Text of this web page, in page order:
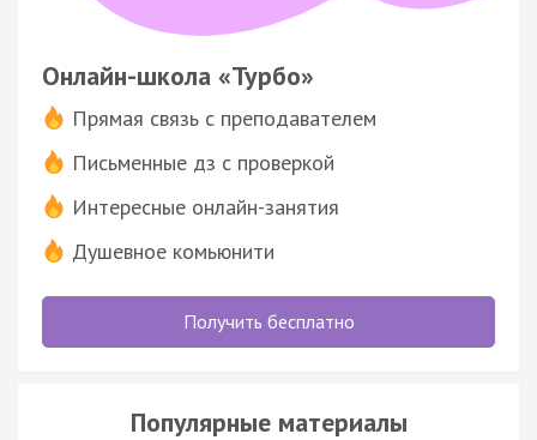
Онлайн-школа «Турбо»
Прямая связь с преподавателем
Письменные дз с проверкой
Интересные онлайн-занятия
Душевное комьюнити
Получить бесплатно
Популярные материалы